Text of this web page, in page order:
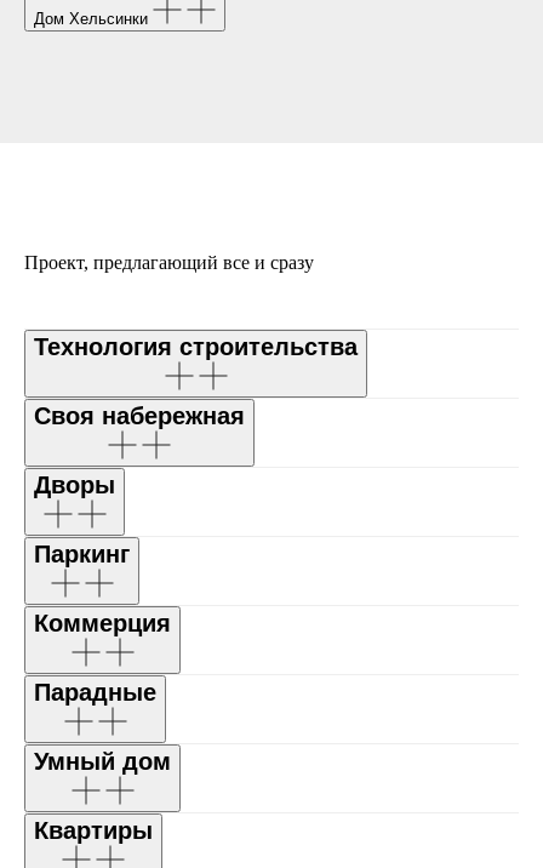
Дом Хельсинки
Проект, предлагающий все и сразу
Технология строительства
Своя набережная
Дворы
Паркинг
Коммерция
Парадные
Умный дом
Квартиры